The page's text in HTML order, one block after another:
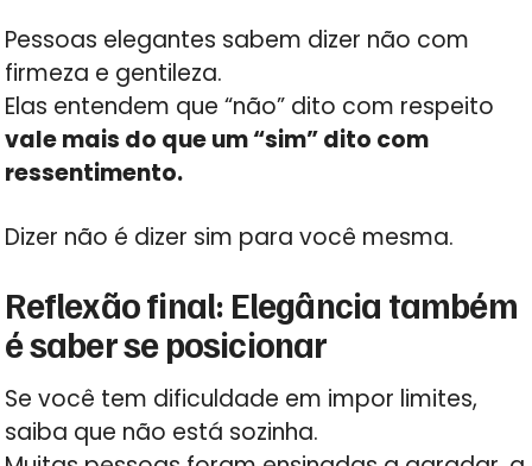
Pessoas elegantes sabem dizer não com
firmeza e gentileza.
Elas entendem que “não” dito com respeito
vale mais do que um “sim” dito com
ressentimento.
Dizer não é dizer sim para você mesma.
Reflexão final: Elegância também
é saber se posicionar
Se você tem dificuldade em impor limites,
saiba que não está sozinha.